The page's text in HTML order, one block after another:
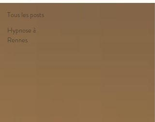
Tous les posts
Hypnose à
Rennes